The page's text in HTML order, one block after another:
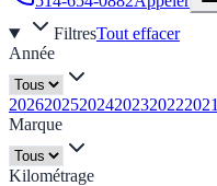
FiltresTout effacer
Année
202620252024202320222021
Marque
Kilométrage